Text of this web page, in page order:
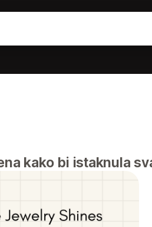
kako bi istaknula